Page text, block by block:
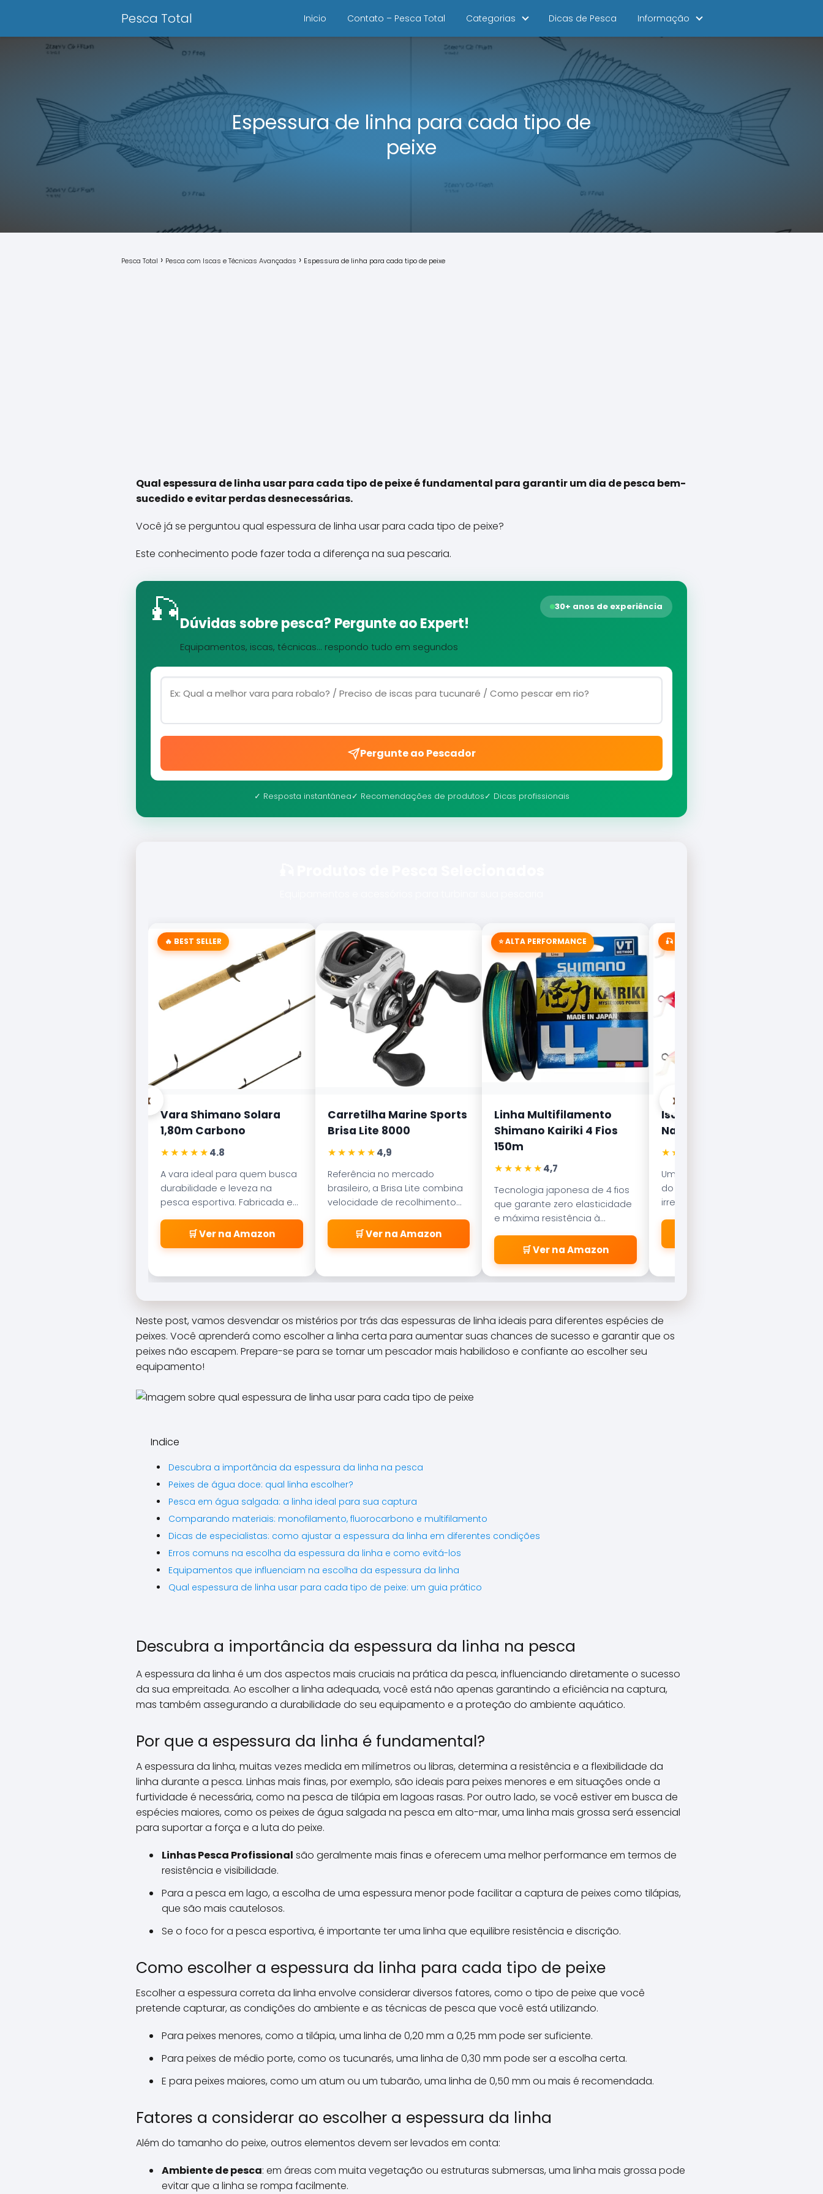
Pesca Total Inicio Contato – Pesca Total Categorias Dicas de Pesca Informação
Espessura de linha para cada tipo de
peixe
Pesca Total Pesca com Iscas e Técnicas Avançadas Espessura de linha para cada tipo de peixe
Qual espessura de linha usar para cada tipo de peixe é fundamental para garantir um dia de pesca bem-
sucedido e evitar perdas desnecessárias.
Você já se perguntou qual espessura de linha usar para cada tipo de peixe?
Este conhecimento pode fazer toda a diferença na sua pescaria.
🎣Dúvidas sobre pesca? Pergunte ao Expert!
Equipamentos, iscas, técnicas... respondo tudo em segundos
30+ anos de experiência
Pergunte ao Pescador
✓ Resposta instantânea✓ Recomendações de produtos✓ Dicas profissionais
‹
🔥 BEST SELLER
Vara Shimano Solara
1,80m Carbono
★★★★★4.8
A vara ideal para quem busca
durabilidade e leveza na
pesca esportiva. Fabricada em
carbono aeroglass, oferece
sensibilidade incrível para
fisgadas precisas.
🛒 Ver na Amazon
Carretilha Marine Sports
Brisa Lite 8000
★★★★★4,9
Referência no mercado
brasileiro, a Brisa Lite combina
velocidade de recolhimento
com um sistema de freio
magnético que evita as
famosas
\\\\\\\\\\\\\\\\\\\\\\\\\
\\\\\\\\\\\\\\\\\\\\\\\\\
\\"cabeleiras\\\\\\\\\\\\\\
\\\\\\\\\\\\\\\\\\\\\\\\\
\\\\\\\\\\\\\\\\\\\\\\\\\
\\\\\\\\\\\\\".
🛒 Ver na Amazon
⭐ ALTA PERFORMANCE
Linha Multifilamento
Shimano Kairiki 4 Fios
150m
★★★★★4,7
Tecnologia japonesa de 4 fios
que garante zero elasticidade
e máxima resistência à
abrasão. Desliza suavemente
pelos passadores.
🛒 Ver na Amazon
🎣 MAIS VENDIDA
Isca Artificial Nelson
Nakamura Curisco 70
★★★★★
Uma das iscas mais famosas
do Brasil. Com nado errático, é
irresistível para o Tucunaré e o
Robalo. Essencial em qualquer
›
Neste post, vamos desvendar os mistérios por trás das espessuras de linha ideais para diferentes espécies de
peixes. Você aprenderá como escolher a linha certa para aumentar suas chances de sucesso e garantir que os
peixes não escapem. Prepare-se para se tornar um pescador mais habilidoso e confiante ao escolher seu
equipamento!
Indice
Descubra a importância da espessura da linha na pesca
Peixes de água doce: qual linha escolher?
Pesca em água salgada: a linha ideal para sua captura
Comparando materiais: monofilamento, fluorocarbono e multifilamento
Dicas de especialistas: como ajustar a espessura da linha em diferentes condições
Erros comuns na escolha da espessura da linha e como evitá-los
Equipamentos que influenciam na escolha da espessura da linha
Qual espessura de linha usar para cada tipo de peixe: um guia prático
Descubra a importância da espessura da linha na pesca
A espessura da linha é um dos aspectos mais cruciais na prática da pesca, influenciando diretamente o sucesso
da sua empreitada. Ao escolher a linha adequada, você está não apenas garantindo a eficiência na captura,
mas também assegurando a durabilidade do seu equipamento e a proteção do ambiente aquático.
Por que a espessura da linha é fundamental?
A espessura da linha, muitas vezes medida em milímetros ou libras, determina a resistência e a flexibilidade da
linha durante a pesca. Linhas mais finas, por exemplo, são ideais para peixes menores e em situações onde a
furtividade é necessária, como na pesca de tilápia em lagoas rasas. Por outro lado, se você estiver em busca de
espécies maiores, como os peixes de água salgada na pesca em alto-mar, uma linha mais grossa será essencial
para suportar a força e a luta do peixe.
Linhas Pesca Profissional são geralmente mais finas e oferecem uma melhor performance em termos de
resistência e visibilidade.
Para a pesca em lago, a escolha de uma espessura menor pode facilitar a captura de peixes como tilápias,
que são mais cautelosos.
Se o foco for a pesca esportiva, é importante ter uma linha que equilibre resistência e discrição.
Como escolher a espessura da linha para cada tipo de peixe
Escolher a espessura correta da linha envolve considerar diversos fatores, como o tipo de peixe que você
pretende capturar, as condições do ambiente e as técnicas de pesca que você está utilizando.
Para peixes menores, como a tilápia, uma linha de 0,20 mm a 0,25 mm pode ser suficiente.
Para peixes de médio porte, como os tucunarés, uma linha de 0,30 mm pode ser a escolha certa.
E para peixes maiores, como um atum ou um tubarão, uma linha de 0,50 mm ou mais é recomendada.
Fatores a considerar ao escolher a espessura da linha
Além do tamanho do peixe, outros elementos devem ser levados em conta:
Ambiente de pesca: em áreas com muita vegetação ou estruturas submersas, uma linha mais grossa pode
evitar que a linha se rompa facilmente.